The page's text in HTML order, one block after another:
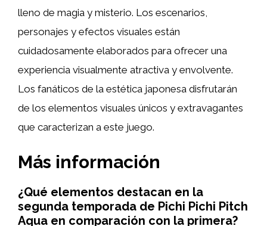
lleno de magia y misterio. Los escenarios,
personajes y efectos visuales están
cuidadosamente elaborados para ofrecer una
experiencia visualmente atractiva y envolvente.
Los fanáticos de la estética japonesa disfrutarán
de los elementos visuales únicos y extravagantes
que caracterizan a este juego.
Más información
¿Qué elementos destacan en la
segunda temporada de Pichi Pichi Pitch
Aqua en comparación con la primera?